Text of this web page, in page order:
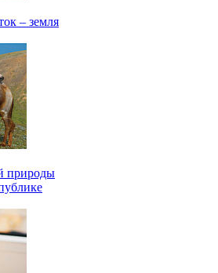
– земля
природы